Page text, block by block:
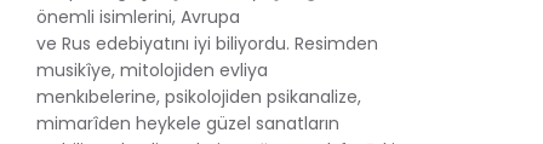
önemli isimlerini, Avrupa
ve Rus edebiyatını iyi biliyordu. Resimden
musikîye, mitolojiden evliya
menkıbelerine, psikolojiden psikanalize,
mimarîden heykele güzel sanatların